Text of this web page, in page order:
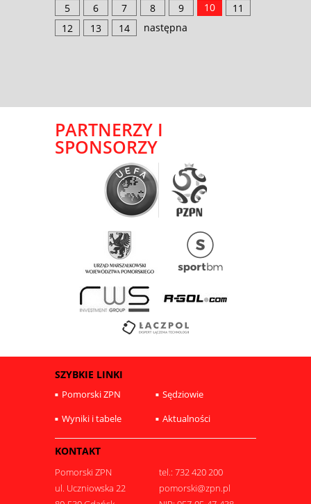
5
6 7 8 9 10
11
12
13 14 następna
PARTNERZY I
SPONSORZY
SZYBKIE LINKI
Pomorski ZPN
Sędziowie
Wyniki i tabele
Aktualności
KONTAKT
Pomorski ZPN
tel.: 732 420 200
ul. Uczniowska 22
pomorski@zpn.pl